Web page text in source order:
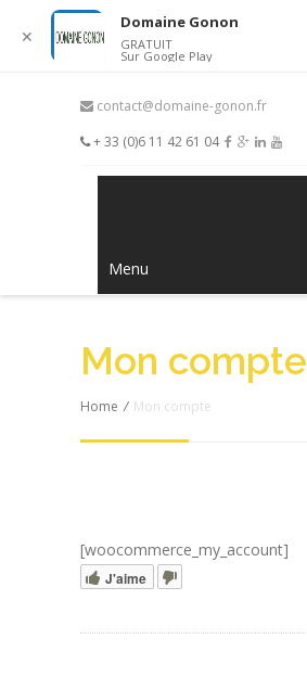
contact@domaine-gonon.fr
+ 33 (0)6 11 42 61 04
Menu
Mon compte
Home / Mon compte
[woocommerce_my_account]
J'aime
✕
Domaine Gonon
GRATUIT
Sur Google Play